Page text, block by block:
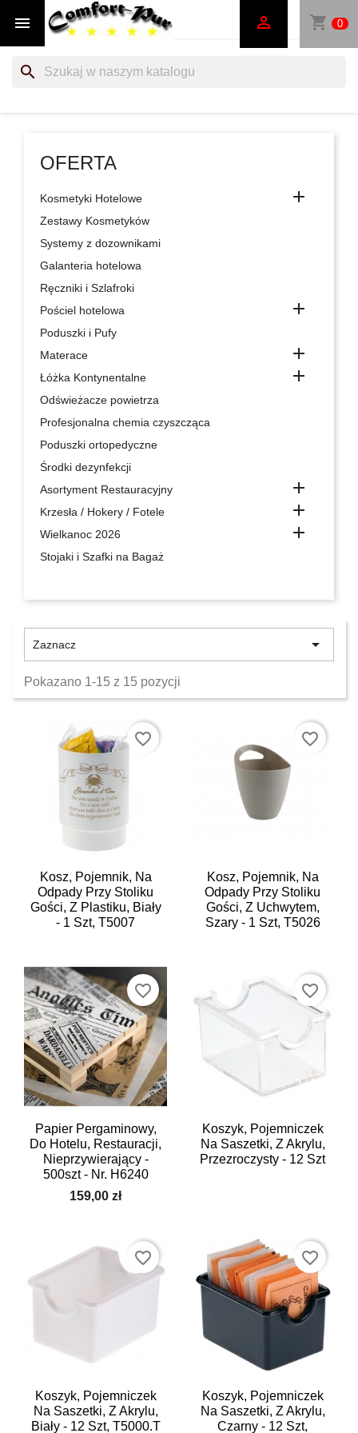
 shopping_cart 0

search
OFERTA
Kosmetyki Hotelowe 
Zestawy Kosmetyków
Systemy z dozownikami
Galanteria hotelowa
Ręczniki i Szlafroki
Pościel hotelowa

Poduszki i Pufy
Materace

Łóżka Kontynentalne 
Odświeżacze powietrza
Profesjonalna chemia czyszcząca
Poduszki ortopedyczne
Środki dezynfekcji
Asortyment Restauracyjny

Krzesła / Hokery / Fotele 
Wielkanoc 2026 
Stojaki i Szafki na Bagaż
Zaznacz 
Pokazano 1-15 z 15 pozycji
Kosz, Pojemnik, Na
Odpady Przy Stoliku
Gości, Z Plastiku, Biały
- 1 Szt, T5007
favorite_border
Kosz, Pojemnik, Na
Odpady Przy Stoliku
Gości, Z Uchwytem,
Szary - 1 Szt, T5026
favorite_border
Papier Pergaminowy,
Do Hotelu, Restauracji,
Nieprzywierający -
500szt - Nr. H6240
159,00 zł
favorite_border
Koszyk, Pojemniczek
Na Saszetki, Z Akrylu,
Przezroczysty - 12 Szt
favorite_border
Koszyk, Pojemniczek
Na Saszetki, Z Akrylu,
Biały - 12 Szt, T5000.T
favorite_border
Koszyk, Pojemniczek
Na Saszetki, Z Akrylu,
Czarny - 12 Szt,
favorite_border